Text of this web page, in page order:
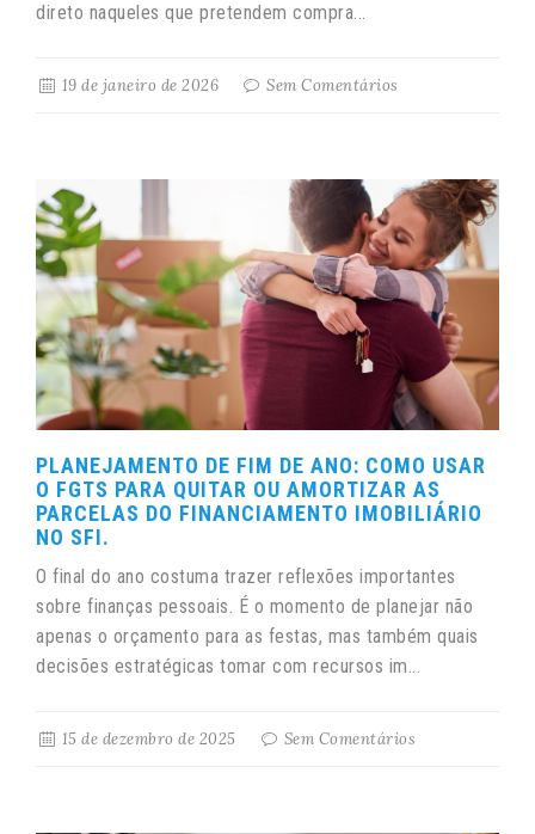
direto naqueles que pretendem compra...
19 de janeiro de 2026 Sem Comentários
PLANEJAMENTO DE FIM DE ANO: COMO USAR
O FGTS PARA QUITAR OU AMORTIZAR AS
PARCELAS DO FINANCIAMENTO IMOBILIÁRIO
NO SFI.
O final do ano costuma trazer reflexões importantes
sobre finanças pessoais. É o momento de planejar não
apenas o orçamento para as festas, mas também quais
decisões estratégicas tomar com recursos im...
15 de dezembro de 2025 Sem Comentários